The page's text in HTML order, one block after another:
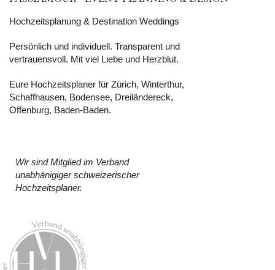
Hochzeitsplanung & Destination Weddings
Persönlich und individuell. Transparent und
vertrauensvoll. Mit viel Liebe und Herzblut.
Eure Hochzeitsplaner für Zürich, Winterthur,
Schaffhausen, Bodensee, Dreiländereck,
Offenburg, Baden-Baden.
Wir sind Mitglied im Verband
unabhänigiger schweizerischer
Hochzeitsplaner.